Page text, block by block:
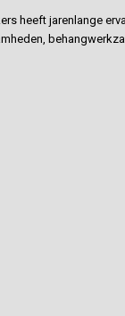
heeft jarenlange